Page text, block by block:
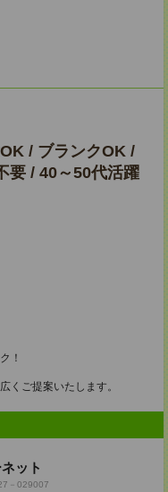
/ ブランクOK /
要 / 40～50代活躍
！
くご提案いたします。
ット
－029007